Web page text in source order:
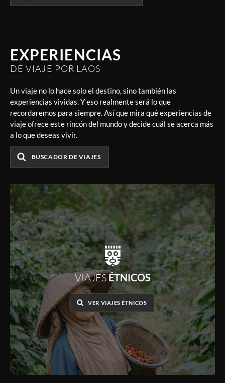
EXPERIENCIAS
DE VIAJE POR LAOS
Un viaje no lo hace solo el destino, sino también las
experiencias vividas. Y eso realmente será lo que
recordaremos para siempre. Así que mira qué experiencias de
viaje ofrece este rincón del mundo y decide cuál se acerca más
a lo que deseas vivir.
BUSCADOR DE VIAJES
VIAJESÉTNICOS
VER VIAJES ÉTNICOS